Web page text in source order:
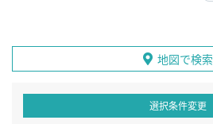
地図で検索
選択条件変更